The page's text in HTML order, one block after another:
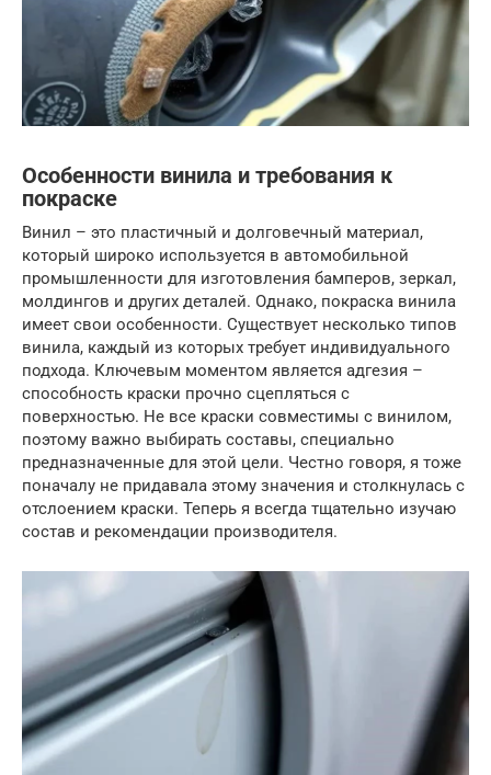
Особенности винила и требования к
покраске
Винил – это пластичный и долговечный материал,
который широко используется в автомобильной
промышленности для изготовления бамперов, зеркал,
молдингов и других деталей. Однако, покраска винила
имеет свои особенности. Существует несколько типов
винила, каждый из которых требует индивидуального
подхода. Ключевым моментом является адгезия –
способность краски прочно сцепляться с
поверхностью. Не все краски совместимы с винилом,
поэтому важно выбирать составы, специально
предназначенные для этой цели. Честно говоря, я тоже
поначалу не придавала этому значения и столкнулась с
отслоением краски. Теперь я всегда тщательно изучаю
состав и рекомендации производителя.